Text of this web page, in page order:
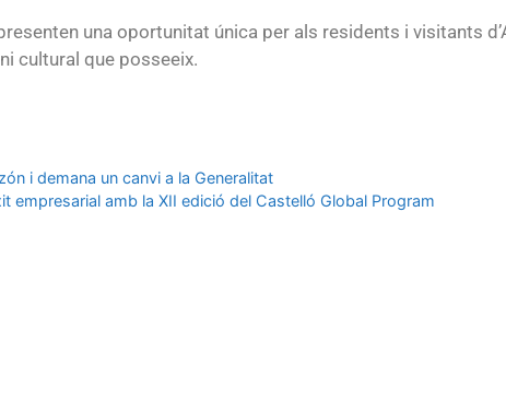
una oportunitat única per als residents i visitants
cultural que posseeix.
i demana un canvi a la Generalitat
empresarial amb la XII edició del Castelló Global Program